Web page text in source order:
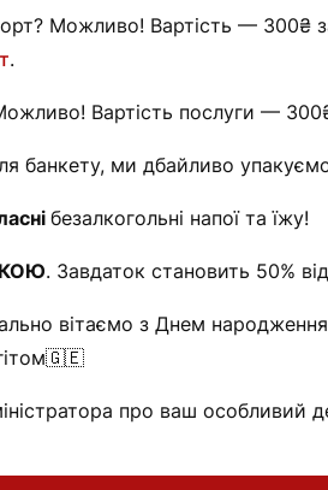
Можливо! Вартість — 300₴
.
Вартість послуги —
банкету, ми дбайливо
безалкогольні напої та їжу!
. Завдаток становить 50%
вітаємо з Днем
про ваш особливий